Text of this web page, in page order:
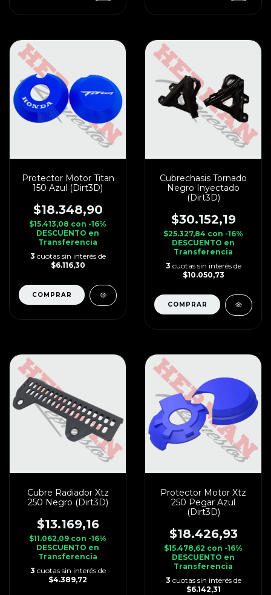
Protector Motor Titan
150 Azul (Dirt3D)
$18.348,90
$15.413,08 con -16%
DESCUENTO en
Transferencia
3 cuotas sin interés de
$6.116,30
Cubrechasis Tornado
Negro Inyectado
(Dirt3D)
$30.152,19
$25.327,84 con -16%
DESCUENTO en
Transferencia
3 cuotas sin interés de
$10.050,73
Cubre Radiador Xtz
250 Negro (Dirt3D)
$13.169,16
$11.062,09 con -16%
DESCUENTO en
Transferencia
3 cuotas sin interés de
$4.389,72
Protector Motor Xtz
250 Pegar Azul
(Dirt3D)
$18.426,93
$15.478,62 con -16%
DESCUENTO en
Transferencia
3 cuotas sin interés de
$6.142,31